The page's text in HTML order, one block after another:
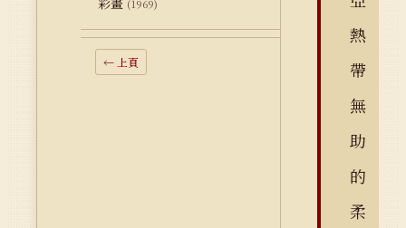
(1969)
← 上頁
熱
帶
無
助
的
柔